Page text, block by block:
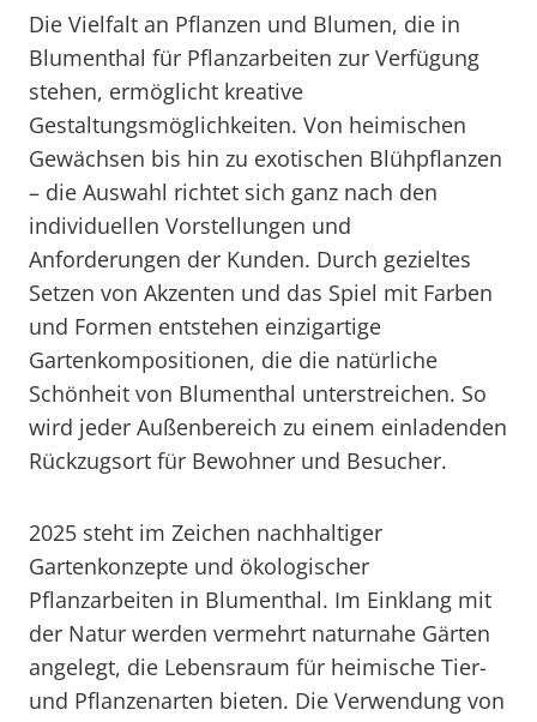
Die Vielfalt an Pflanzen und Blumen, die in
Blumenthal für Pflanzarbeiten zur Verfügung
stehen, ermöglicht kreative
Gestaltungsmöglichkeiten. Von heimischen
Gewächsen bis hin zu exotischen Blühpflanzen
– die Auswahl richtet sich ganz nach den
individuellen Vorstellungen und
Anforderungen der Kunden. Durch gezieltes
Setzen von Akzenten und das Spiel mit Farben
und Formen entstehen einzigartige
Gartenkompositionen, die die natürliche
Schönheit von Blumenthal unterstreichen. So
wird jeder Außenbereich zu einem einladenden
Rückzugsort für Bewohner und Besucher.
2025 steht im Zeichen nachhaltiger
Gartenkonzepte und ökologischer
Pflanzarbeiten in Blumenthal. Im Einklang mit
der Natur werden vermehrt naturnahe Gärten
angelegt, die Lebensraum für heimische Tier-
und Pflanzenarten bieten. Die Verwendung von